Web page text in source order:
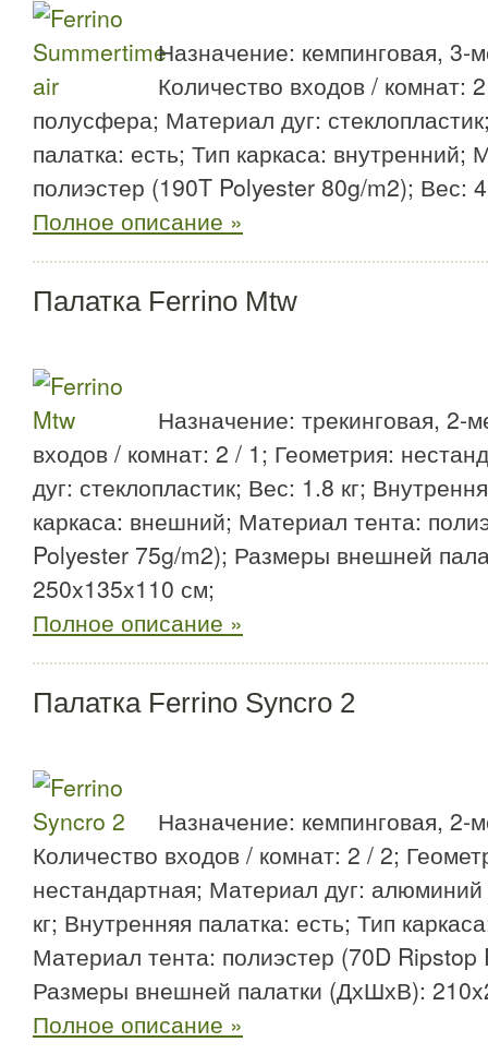
Назначение: кемпинговая, 3-
Количество входов / комнат:
полусфера; Материал дуг:
палатка: есть; Тип каркаса: внутренний;
полиэстер (190T Polyester 80g/m2); Вес: 4
Полное описание »
Палатка Ferrino Mtw
Назначение: трекинговая, 2-
входов / комнат: 2 / 1; Геометрия:
дуг: стеклопластик; Вес: 1.8 кг;
каркаса: внешний; Материал тента:
Polyester 75g/m2); Размеры внешней
250x135x110 см;
Полное описание »
Палатка Ferrino Syncro 2
Назначение: кемпинговая, 2-
Количество входов / комнат: 2 / 2;
нестандартная; Материал дуг:
кг; Внутренняя палатка: есть; Тип
Материал тента: полиэстер (70D
Размеры внешней палатки (ДхШхВ):
Полное описание »